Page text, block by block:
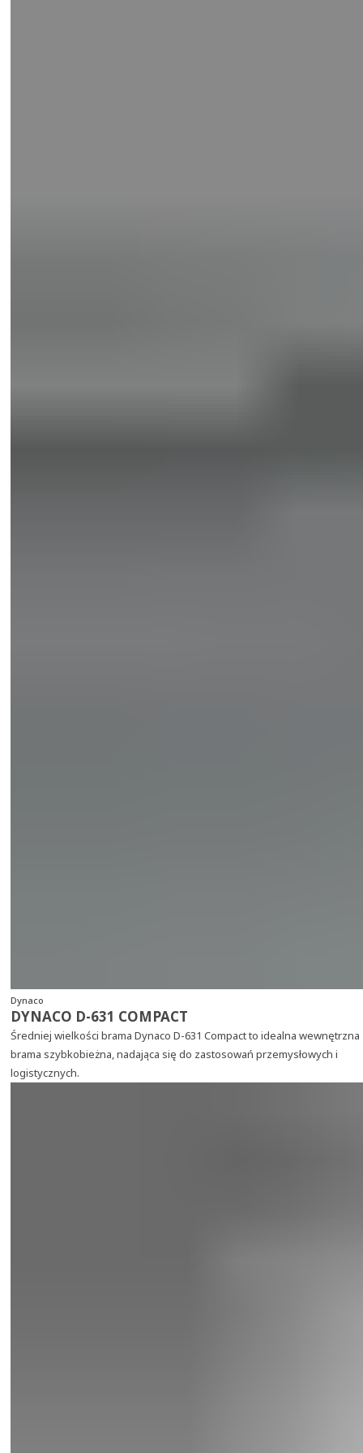
Dynaco
DYNACO D-631 COMPACT
Średniej wielkości brama Dynaco D-631 Compact to idealna wewnętrzna
brama szybkobieżna, nadająca się do zastosowań przemysłowych i
logistycznych.